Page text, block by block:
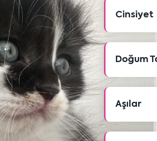
Cinsiyet
Doğum
Aşılar